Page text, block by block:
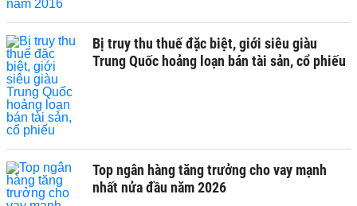
Bị truy thu thuế đặc biệt, giới siêu giàu
Trung Quốc hoảng loạn bán tài sản, cổ phiếu
Top ngân hàng tăng trưởng cho vay mạnh
nhất nửa đầu năm 2026